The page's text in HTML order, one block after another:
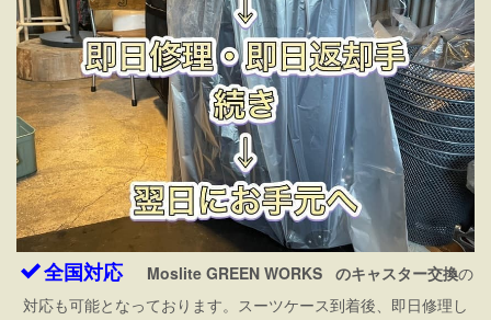
全国対応 Moslite GREEN WORKS のキャスター交換の
対応も可能となっております。スーツケース到着後、即日修理し